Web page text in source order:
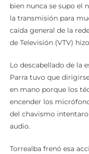
la transmisión para
caída general de la
de Televisión (VTV)
Parra tuvo que
en mano porque los
encender los
del chavismo
audio.
Según dijo después,